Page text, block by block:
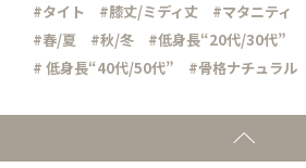
#タイト
#膝丈/ミディ丈 #マタニティ
#春/夏
#秋/冬
#低身長“20代/30代”
# 低身長“40代/50代”
#骨格ナチュラル